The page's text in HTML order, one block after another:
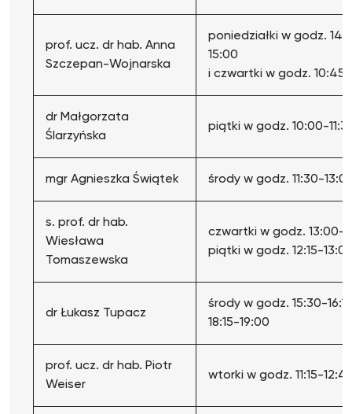
prof. ucz. dr hab. Anna
Szczepan-Wojnarska
poniedziałki w godz.
15:00
i czwartki w godz. 10:45-
dr Małgorzata
Ślarzyńska
piątki w godz. 10:00-
mgr Agnieszka Świątek środy w godz. 11:30-
s. prof. dr hab.
Wiesława
Tomaszewska
czwartki w godz. 13:00-
piątki w godz. 12:15-
dr Łukasz Tupacz
środy w godz. 15:30-
18:15-19:00
prof. ucz. dr hab. Piotr
Weiser
wtorki w godz. 11:15-